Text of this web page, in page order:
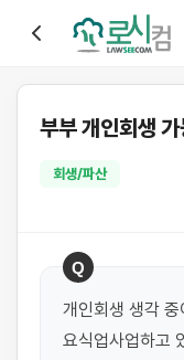
부부 개인회생
회생/파산
Q
개인회생 생각
요식업사업하고